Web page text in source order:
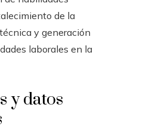
de la
y generación
laborales en la
y datos